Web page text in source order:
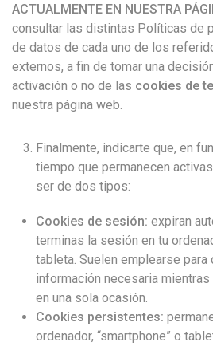
ACTUALMENTE EN NUESTRA
consultar las distintas Políticas de
de datos de cada uno de los
externos, a fin de tomar una
activación o no de las cookies de
nuestra página web.
Finalmente, indicarte que, en
tiempo que permanecen
ser de dos tipos:
Cookies de sesión: expiran
terminas la sesión en tu
tableta. Suelen emplearse para
información necesaria
en una sola ocasión.
Cookies persistentes:
ordenador, “smartphone” o